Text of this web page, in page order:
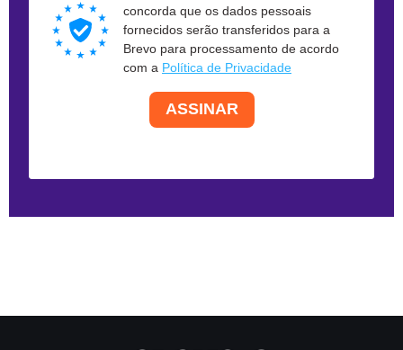
concorda que os dados pessoais
fornecidos serão transferidos para a
Brevo para processamento de acordo
com a Política de Privacidade
ASSINAR